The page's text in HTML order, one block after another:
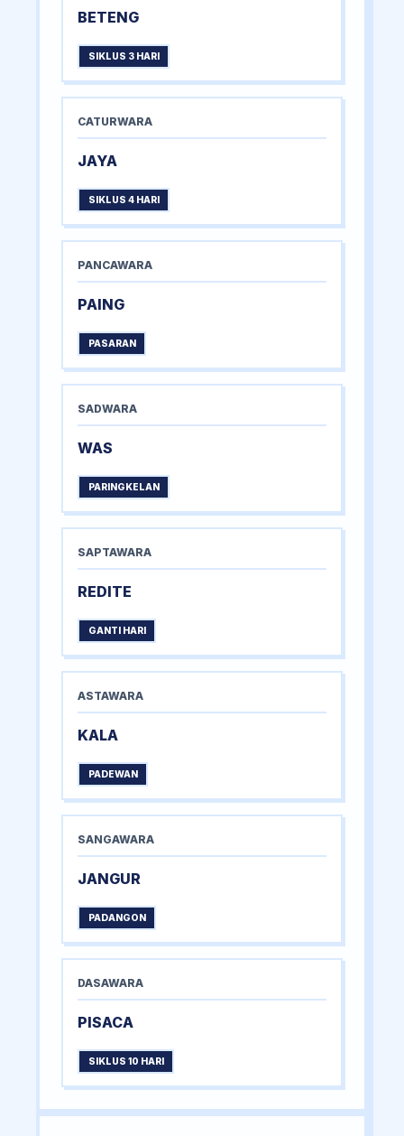
BETENG
SIKLUS 3 HARI
CATURWARA
JAYA
SIKLUS 4 HARI
PANCAWARA
PAING
PASARAN
SADWARA
WAS
PARINGKELAN
SAPTAWARA
REDITE
GANTI HARI
ASTAWARA
KALA
PADEWAN
SANGAWARA
JANGUR
PADANGON
DASAWARA
PISACA
SIKLUS 10 HARI